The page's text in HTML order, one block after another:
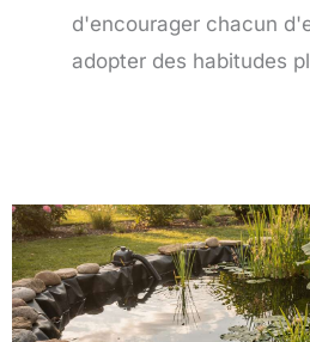
d'encourager chacun
adopter des habitudes